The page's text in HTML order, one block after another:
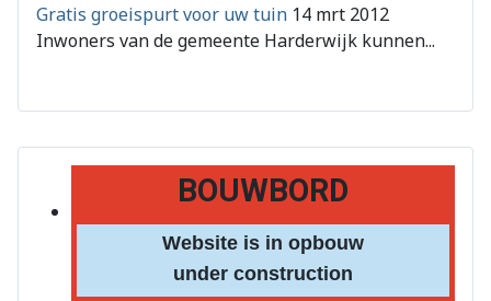
BOUWBORD
Website is in opbouw
under construction
Gratis groeispurt voor uw tuin 14 mrt 2012
Inwoners van de gemeente Harderwijk kunnen...